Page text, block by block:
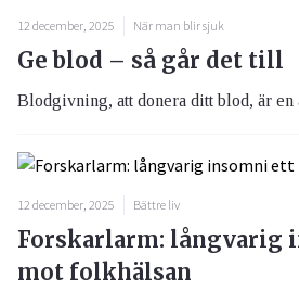
12 december, 2025 När man blir sjuk
Ge blod – så går det till
Blodgivning, att donera ditt blod, är en
12 december, 2025 Bättre liv
Forskarlarm: långvarig
mot folkhälsan